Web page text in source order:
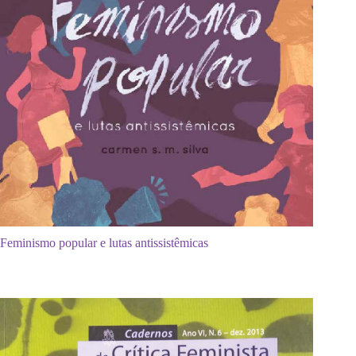
Feminismo popular e lutas antissistêmicas